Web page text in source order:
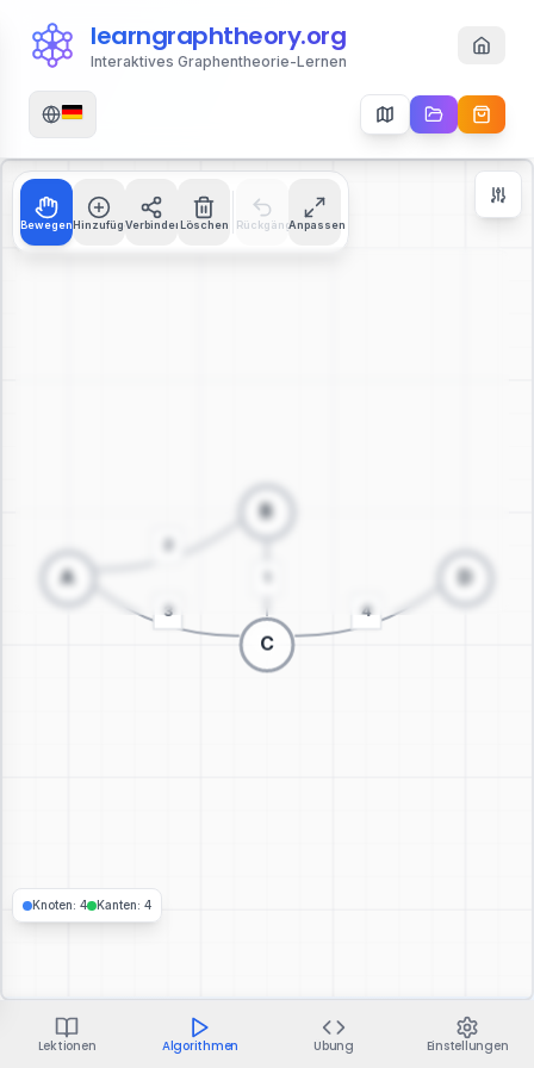
learngraphtheory.org
Interaktives Graphentheorie-Lernen
BewegenHinzufügenVerbindenLöschen RückgängigAnpassen
An Bildschirm anpassen
Zur 3D-Visualisierung wechseln
Knoten: 4 Kanten: 4
Lektionen Algorithmen Übung Einstellungen